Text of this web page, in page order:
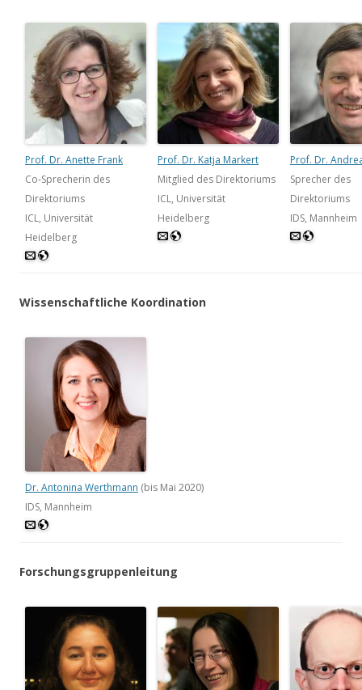
Prof. Dr. Anette Frank
Co-Sprecherin des
Direktoriums
ICL, Universität
Heidelberg
Prof. Dr. Katja Markert
Mitglied des Direktoriums
ICL, Universität
Heidelberg
Prof. Dr.
Sprecher des
Direktoriums
IDS, Mannheim
Wissenschaftliche Koordination
Dr. Antonina Werthmann (bis Mai 2020)
IDS, Mannheim
Forschungsgruppenleitung